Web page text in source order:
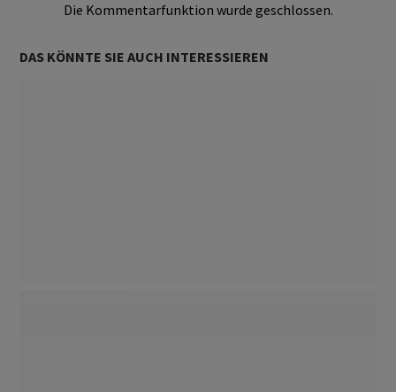
Die Kommentarfunktion wurde geschlossen.
DAS KÖNNTE SIE AUCH INTERESSIEREN